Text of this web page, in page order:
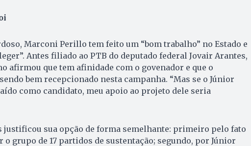
Marconi Perillo tem feito um “bom trabalho” no Estado e
Antes filiado ao PTB do deputado federal Jovair Arantes,
afirmou que tem afinidade com o govenador e que o
bem recepcionado nesta campanha. “Mas se o Júnior
como candidato, meu apoio ao projeto dele seria
justificou sua opção de forma semelhante: primeiro pelo fato
o grupo de 17 partidos de sustentação; segundo, por Júnior